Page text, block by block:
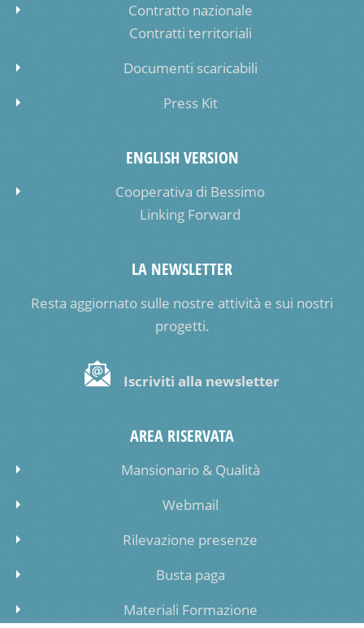
Contratto nazionale
Contratti territoriali
Documenti scaricabili
Press Kit
ENGLISH VERSION
Cooperativa di Bessimo
Linking Forward
LA NEWSLETTER
Resta aggiornato sulle nostre attività e sui nostri
progetti.
Iscriviti alla newsletter
AREA RISERVATA
Mansionario & Qualità
Webmail
Rilevazione presenze
Busta paga
Materiali Formazione